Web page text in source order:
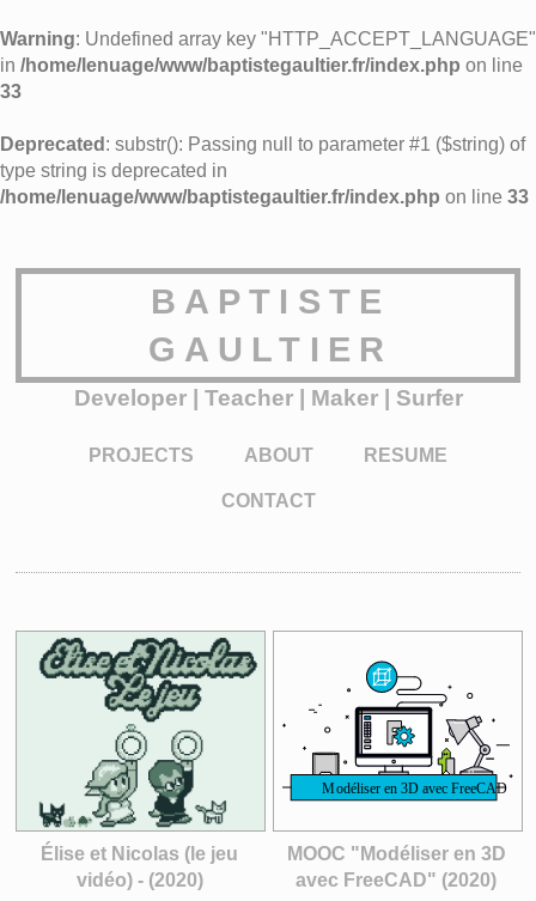
Warning: Undefined array key "HTTP_ACCEPT_LANGUAGE"
in /home/lenuage/www/baptistegaultier.fr/index.php on line
33
Deprecated : substr(): Passing null to parameter #1 ($string) of
type string is deprecated in
/home/lenuage/www/baptistegaultier.fr/index.php on line 33
BAPTISTE
GAULTIER
Developer | Teacher | Maker | Surfer
PROJECTS ABOUT RESUME
CONTACT
Élise et Nicolas (le jeu
vidéo) - (2020)
MOOC "Modéliser en 3D
avec FreeCAD" (2020)